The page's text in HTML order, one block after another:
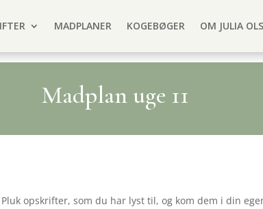
MADPLANER KOGEBØGER OM JULIA
Madplan uge 11
opskrifter, som du har lyst til, og kom dem i din